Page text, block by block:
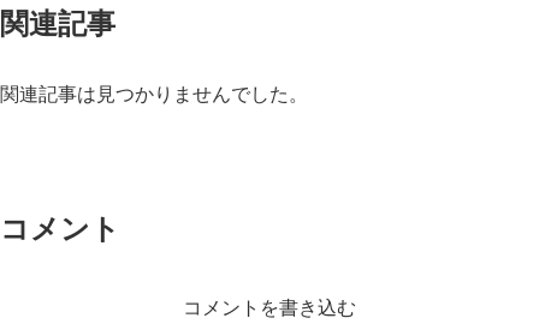
関連記事
関連記事は見つかりませんでした。
コメント
コメントを書き込む